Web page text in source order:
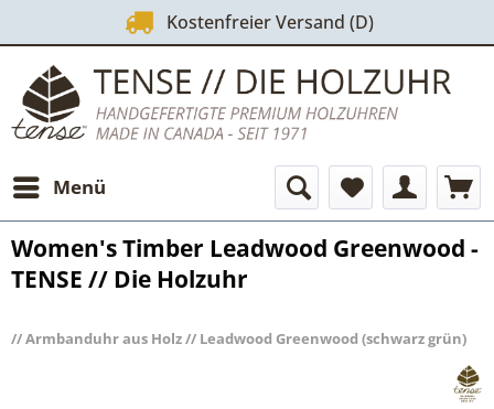
Kostenfreier Versand (D)
Menü
Women's Timber Leadwood Greenwood -
TENSE // Die Holzuhr
// Armbanduhr aus Holz // Leadwood Greenwood (schwarz grün)